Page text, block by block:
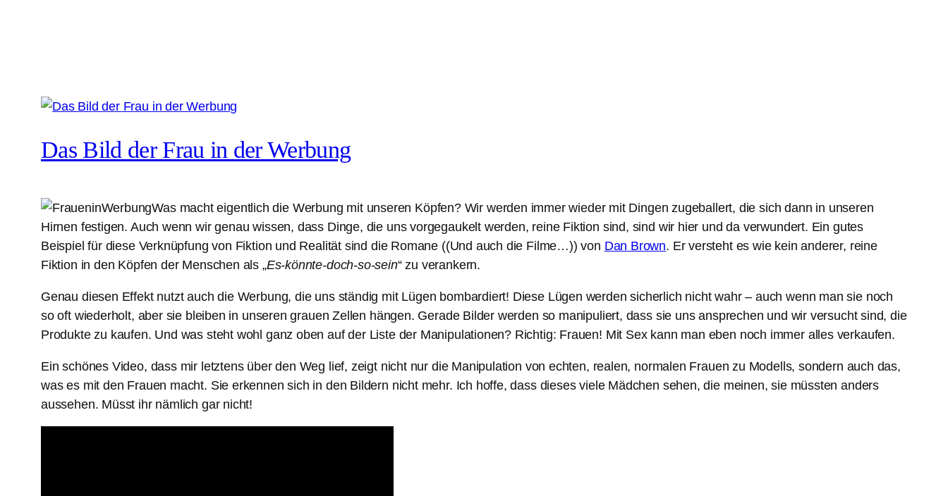
Das Bild der Frau in der Werbung
Was macht eigentlich die Werbung mit unseren Köpfen? Wir werden immer wieder mit Dingen zugeballert, die sich dann in unseren
Hirnen festigen. Auch wenn wir genau wissen, dass Dinge, die uns vorgegaukelt werden, reine Fiktion sind, sind wir hier und da verwundert. Ein gutes
Beispiel für diese Verknüpfung von Fiktion und Realität sind die Romane ((Und auch die Filme…)) von Dan Brown. Er versteht es wie kein anderer, reine
Fiktion in den Köpfen der Menschen als „Es-könnte-doch-so-sein“ zu verankern.
Genau diesen Effekt nutzt auch die Werbung, die uns ständig mit Lügen bombardiert! Diese Lügen werden sicherlich nicht wahr – auch wenn man sie noch
so oft wiederholt, aber sie bleiben in unseren grauen Zellen hängen. Gerade Bilder werden so manipuliert, dass sie uns ansprechen und wir versucht sind, die
Produkte zu kaufen. Und was steht wohl ganz oben auf der Liste der Manipulationen? Richtig: Frauen! Mit Sex kann man eben noch immer alles verkaufen.
Ein schönes Video, dass mir letztens über den Weg lief, zeigt nicht nur die Manipulation von echten, realen, normalen Frauen zu Modells, sondern auch das,
was es mit den Frauen macht. Sie erkennen sich in den Bildern nicht mehr. Ich hoffe, dass dieses viele Mädchen sehen, die meinen, sie müssten anders
aussehen. Müsst ihr nämlich gar nicht!